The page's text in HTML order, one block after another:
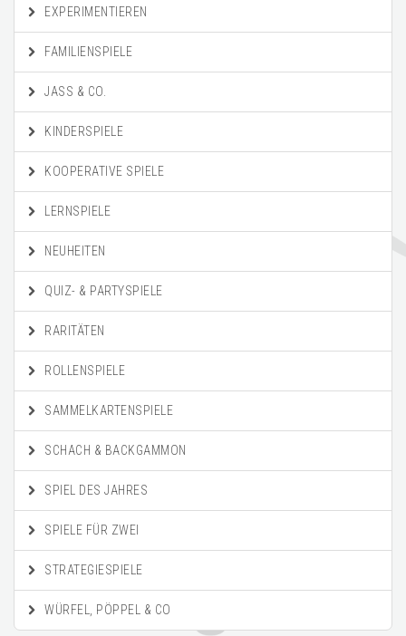
EXPERIMENTIEREN
FAMILIENSPIELE
JASS & CO.
KINDERSPIELE
KOOPERATIVE SPIELE
LERNSPIELE
NEUHEITEN
QUIZ- & PARTYSPIELE
RARITÄTEN
ROLLENSPIELE
SAMMELKARTENSPIELE
SCHACH & BACKGAMMON
SPIEL DES JAHRES
SPIELE FÜR ZWEI
STRATEGIESPIELE
WÜRFEL, PÖPPEL & CO